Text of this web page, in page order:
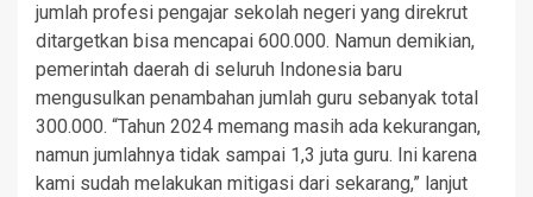
jumlah profesi pengajar sekolah negeri yang direkrut
ditargetkan bisa mencapai 600.000. Namun demikian,
pemerintah daerah di seluruh Indonesia baru
mengusulkan penambahan jumlah guru sebanyak total
300.000. “Tahun 2024 memang masih ada kekurangan,
namun jumlahnya tidak sampai 1,3 juta guru. Ini karena
kami sudah melakukan mitigasi dari sekarang,” lanjut